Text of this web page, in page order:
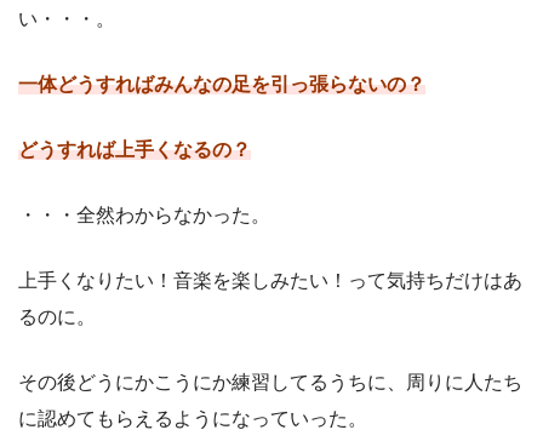
い・・・。
一体どうすればみんなの足を引っ張らないの？
どうすれば上手くなるの？
・・・全然わからなかった。
上手くなりたい！音楽を楽しみたい！って気持ちだけはあ
るのに。
その後どうにかこうにか練習してるうちに、周りに人たち
に認めてもらえるようになっていった。